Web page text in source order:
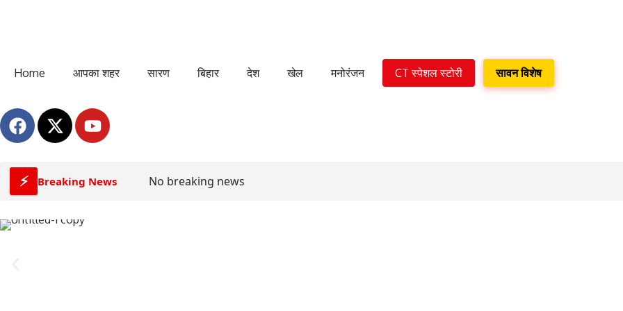
Home आपका शहर सारण बिहार देश खेल मनोरंजन CT स्पेशल स्टोरी सावन विशेष
⚡ Breaking News No breaking news